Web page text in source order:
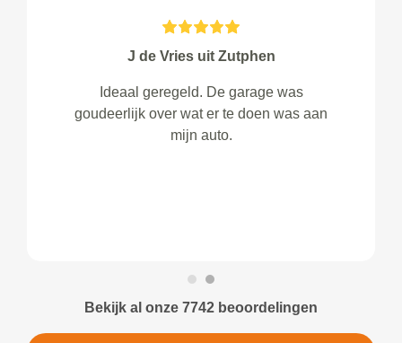
J de Vries uit Zutphen
Ideaal geregeld. De garage was
goudeerlijk over wat er te doen was aan
mijn auto.
Bekijk al onze 7742 beoordelingen